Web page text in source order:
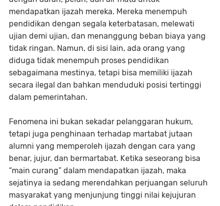
mendapatkan ijazah mereka. Mereka menempuh
pendidikan dengan segala keterbatasan, melewati
ujian demi ujian, dan menanggung beban biaya yang
tidak ringan. Namun, di sisi lain, ada orang yang
diduga tidak menempuh proses pendidikan
sebagaimana mestinya, tetapi bisa memiliki ijazah
secara ilegal dan bahkan menduduki posisi tertinggi
dalam pemerintahan.
Fenomena ini bukan sekadar pelanggaran hukum,
tetapi juga penghinaan terhadap martabat jutaan
alumni yang memperoleh ijazah dengan cara yang
benar, jujur, dan bermartabat. Ketika seseorang bisa
“main curang” dalam mendapatkan ijazah, maka
sejatinya ia sedang merendahkan perjuangan seluruh
masyarakat yang menjunjung tinggi nilai kejujuran